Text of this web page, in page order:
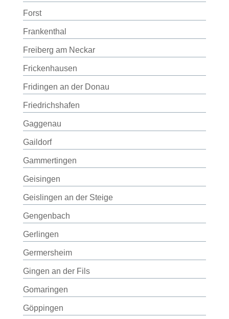
Forst
Frankenthal
Freiberg am Neckar
Frickenhausen
Fridingen an der Donau
Friedrichshafen
Gaggenau
Gaildorf
Gammertingen
Geisingen
Geislingen an der Steige
Gengenbach
Gerlingen
Germersheim
Gingen an der Fils
Gomaringen
Göppingen